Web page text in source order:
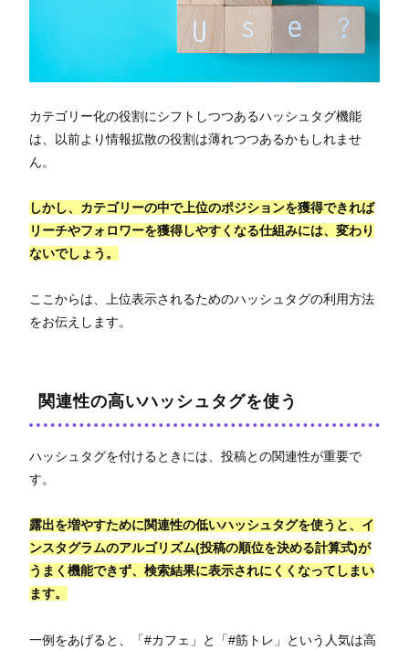
カテゴリー化の役割にシフトしつつあるハッシュタグ機能
は、以前より情報拡散の役割は薄れつつあるかもしれませ
ん。
しかし、カテゴリーの中で上位のポジションを獲得できれば
リーチやフォロワーを獲得しやすくなる仕組みには、変わり
ないでしょう。
ここからは、上位表示されるためのハッシュタグの利用方法
をお伝えします。
関連性の高いハッシュタグを使う
ハッシュタグを付けるときには、投稿との関連性が重要で
す。
露出を増やすために関連性の低いハッシュタグを使うと、イ
ンスタグラムのアルゴリズム(投稿の順位を決める計算式)が
うまく機能できず、検索結果に表示されにくくなってしまい
ます。
一例をあげると、「#カフェ」と「#筋トレ」という人気は高